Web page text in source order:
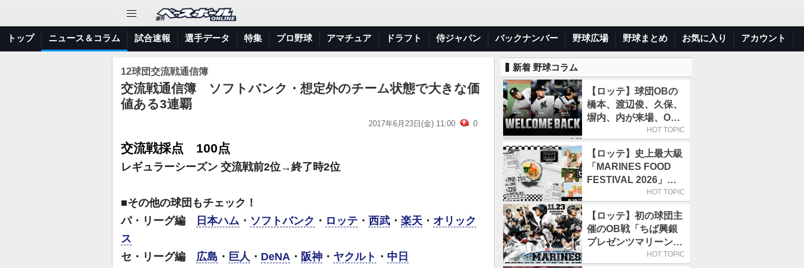
トップ ニュース＆コラム 試合速報 選手データ 特集 プロ野球 アマチュア ドラフト 侍ジャパン バックナンバー 野球広場 野球まとめ お気に入り アカウント
12球団交流戦通信簿
交流戦通信簿 ソフトバンク・想定外のチーム状態で大きな価
値ある3連覇
2017年6月23日(金) 11:00 0
交流戦採点 100点
レギュラーシーズン 交流戦前2位→終了時2位
■その他の球団もチェック！
パ・リーグ編
日本ハム ・ ソフトバンク ・ ロッテ ・ 西武 ・ 楽天 ・ オリック
ス
セ・リーグ編 広島 ・ 巨人 ・ DeNA ・ 阪神 ・ ヤクルト ・ 中日
新着 野球コラム
【ロッテ】球団OBの
橋本、渡辺俊、久保、
塀内、内が来場、OB
解説も／9月22日開催
HOT TOPIC
【ロッテ】史上最大級
「MARINES FOOD
FESTIVAL 2026」第4
弾「KOREAN
日／初日はビール半額
デー
HOT TOPIC
【ロッテ】初の球団主
催のOB戦「ちば興銀
プレゼンツマリーンズ
スペシャルゲームHOT TOPIC